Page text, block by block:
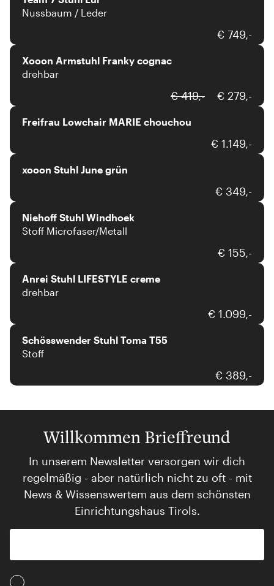
Nussbaum / Leder
€ 749,-
xooon
Xooon Armstuhl Franky cognac
drehbar
€ 419,- € 279,-
freifrau
Freifrau Lowchair MARIE chouchou
€ 1.149,-
xooon
xooon Stuhl June grün
€ 349,-
Niehoff
Niehoff Stuhl Windhoek
Stoff Microfaser/Metall
€ 155,-
Anrei
Anrei Stuhl LIFESTYLE creme
drehbar
€ 1.099,-
Schösswender
Schösswender Stuhl Toma T55
Stoff
€ 389,-
Willkommen Brieffreund
In unserem Newsletter versorgen wir dich
regelmäßig - aber natürlich nicht zu oft - mit
News & Wissenswertem aus dem schönsten
Einrichtungshaus Tirols.